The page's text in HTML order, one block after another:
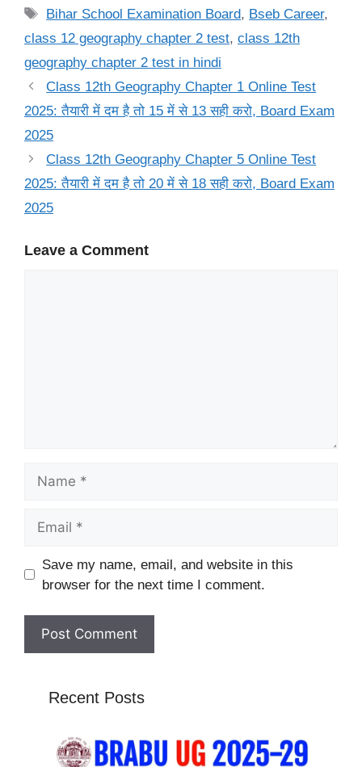
Tags
Bihar School Examination Board, Bseb Career,
class 12 geography chapter 2 test, class 12th
geography chapter 2 test in hindi
Class 12th Geography Chapter 1 Online Test
2025: तैयारी में दम है तो 15 में से 13 सही करो, Board Exam
2025
Class 12th Geography Chapter 5 Online Test
2025: तैयारी में दम है तो 20 में से 18 सही करो, Board Exam
2025
Leave a Comment
Name
Email
Website
Save my name, email, and website in this
browser for the next time I comment.
Recent Posts